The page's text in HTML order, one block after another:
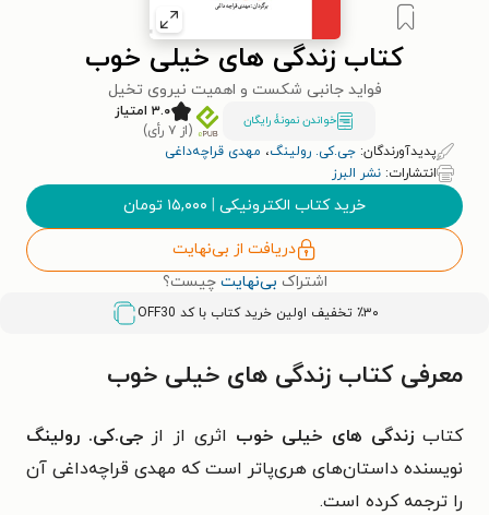
کتاب زندگی های خیلی خوب
فواید جانبی شکست و اهمیت نیروی تخیل
خواندن نمونۀ رایگان
۳.۰ امتیاز
(از ۷ رأی)
پدیدآورندگان: جی.کی. رولینگ، مهدی قراچه‌داغی
انتشارات: نشر البرز
خرید کتاب الکترونیکی | ۱۵,۰۰۰ تومان
دریافت از بی‌نهایت
اشتراک بی‌نهایت چیست؟
٪۳۰ تخفیف اولین خرید کتاب با کد OFF30
معرفی کتاب زندگی های خیلی خوب
کتابزندگی های خیلی خوب اثری از از جی.کی. رولینگ
نویسنده داستان‌های هری‌پاتر است که مهدی قراچه‌داغی آن
را ترجمه کرده است.